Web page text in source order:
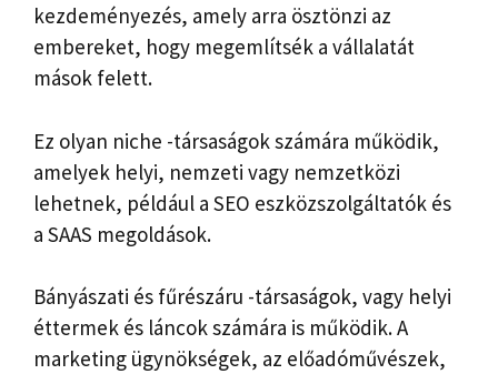
kezdeményezés, amely arra ösztönzi az
embereket, hogy megemlítsék a vállalatát
mások felett.
Ez olyan niche -társaságok számára működik,
amelyek helyi, nemzeti vagy nemzetközi
lehetnek, például a SEO eszközszolgáltatók és
a SAAS megoldások.
Bányászati ​​és fűrészáru -társaságok, vagy helyi
éttermek és láncok számára is működik. A
marketing ügynökségek, az előadóművészek,